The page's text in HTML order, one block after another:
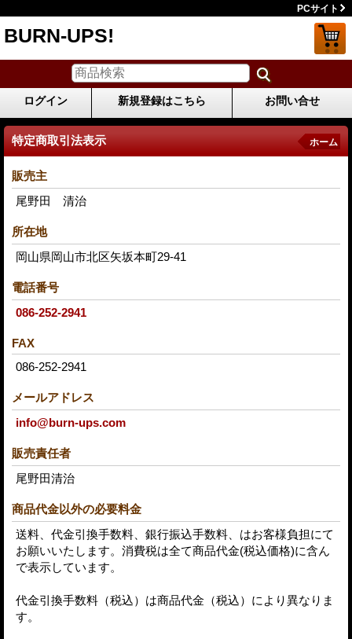
PCサイト
BURN-UPS!
ログイン 新規登録はこちら お問い合せ
特定商取引法表示 ホーム
販売主
尾野田 清治
所在地
岡山県岡山市北区矢坂本町29-41
電話番号
086-252-2941
FAX
086-252-2941
メールアドレス
info@burn-ups.com
販売責任者
尾野田清治
商品代金以外の必要料金
送料、代金引換手数料、銀行振込手数料、はお客様負担にて
お願いいたします。消費税は全て商品代金(税込価格)に含ん
で表示しています。
代金引換手数料（税込）は商品代金（税込）により異なりま
す。